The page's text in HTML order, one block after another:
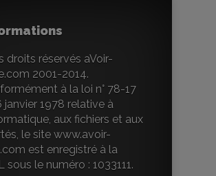
droits réservés aVoir-
2001-2014.
à la loi n° 78-17
janvier 1978 relative à
aux fichiers et aux
le site www.avoir-
est enregistré à la
sous le numéro : 1033111.